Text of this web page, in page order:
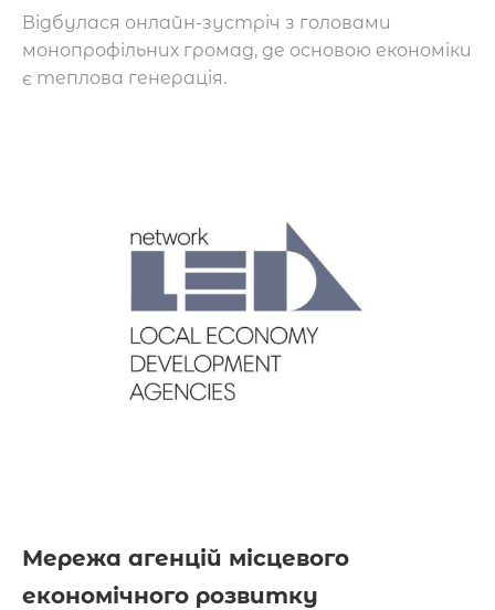
Відбулася онлайн-зустріч з головами
монопрофільних громад, де основою економіки
є теплова генерація.
Мережа агенцій місцевого
економічного розвитку